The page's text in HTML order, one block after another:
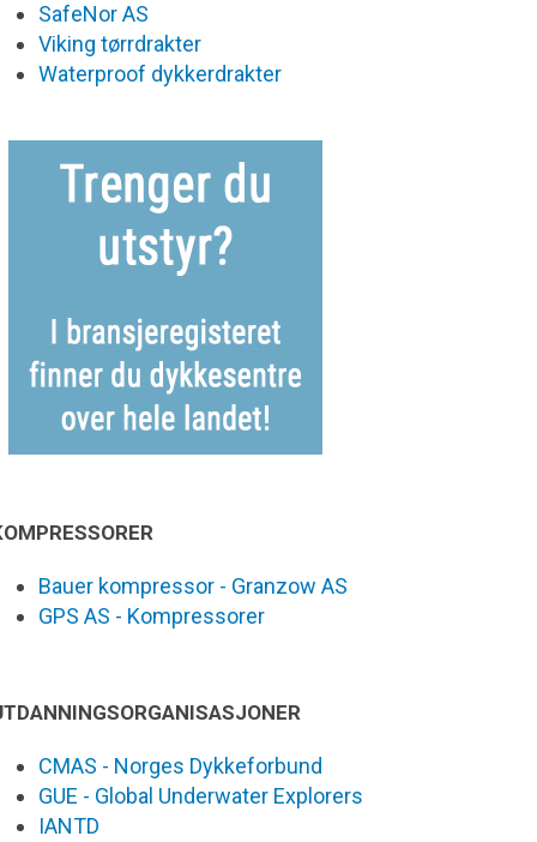
SafeNor AS
Viking tørrdrakter
Waterproof dykkerdrakter
Bauer kompressor - Granzow AS
GPS AS - Kompressorer
CMAS - Norges Dykkeforbund
GUE - Global Underwater Explorers
IANTD